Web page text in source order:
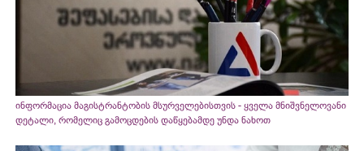
ინფორმაცია მაგისტრანტობის მსურველებისთვის - ყველა მნიშვნელოვანი
დეტალი, რომელიც გამოცდების დაწყებამდე უნდა ნახოთ